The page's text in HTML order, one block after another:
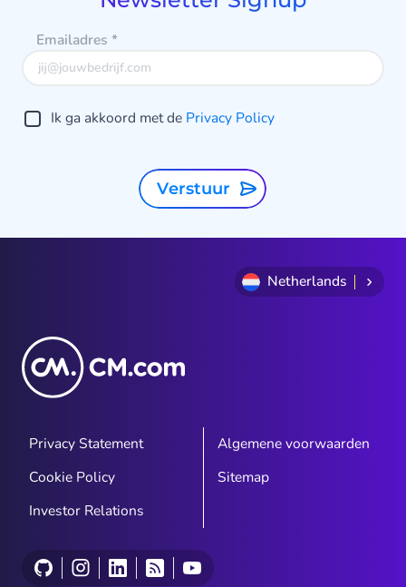
Emailadres *
Ik ga akkoord met de Privacy Policy
Verstuur
Netherlands
Privacy Statement
Algemene voorwaarden
Cookie Policy
Sitemap
Investor Relations